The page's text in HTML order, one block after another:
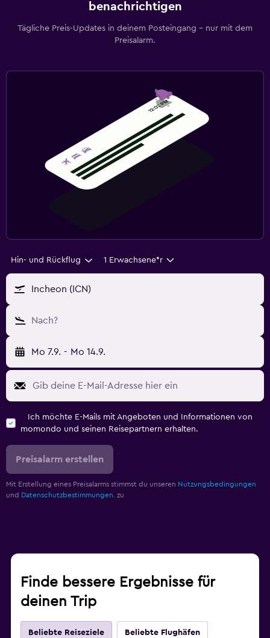
benachrichtigen
Tägliche Preis-Updates in deinem Posteingang – nur mit dem
Preisalarm.
Hin- und Rückflug 1 Erwachsene*r
Incheon (ICN)
Nach?
Mo 7.9. - Mo 14.9.
Ich möchte E-Mails mit Angeboten und Informationen von
momondo und seinen Reisepartnern erhalten.
Preisalarm erstellen
Mit Erstellung eines Preisalarms stimmst du unseren Nutzungsbedingungen
und Datenschutzbestimmungen. zu
Finde bessere Ergebnisse für
deinen Trip
Beliebte Reiseziele Beliebte Flughäfen